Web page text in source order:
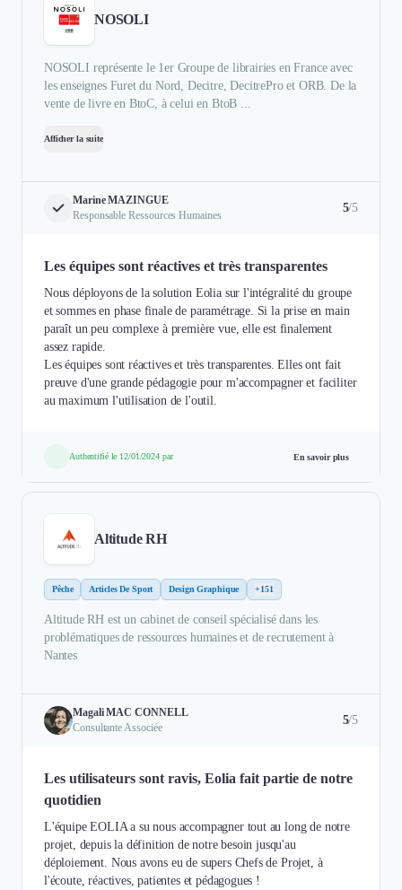
NOSOLI
NOSOLI représente le 1er Groupe de librairies en France avec
les enseignes Furet du Nord, Decitre, DecitrePro et ORB. De la
vente de livre en BtoC, à celui en BtoB ...
Afficher la suite
Marine MAZINGUE
Responsable Ressources Humaines
5/5
Les équipes sont réactives et très transparentes
Nous déployons de la solution Eolia sur l'intégralité du groupe
et sommes en phase finale de paramétrage. Si la prise en main
paraît un peu complexe à première vue, elle est finalement
assez rapide.
Les équipes sont réactives et très transparentes. Elles ont fait
preuve d'une grande pédagogie pour m'accompagner et faciliter
au maximum l'utilisation de l'outil.
Authentifié le 12/01/2024 par En savoir plus
Altitude RH
Pêche Articles De Sport Design Graphique +151
Altitude RH est un cabinet de conseil spécialisé dans les
problématiques de ressources humaines et de recrutement à
Nantes
Magali MAC CONNELL
Consultante Associée
5/5
Les utilisateurs sont ravis, Eolia fait partie de notre
quotidien
L'équipe EOLIA a su nous accompagner tout au long de notre
projet, depuis la définition de notre besoin jusqu'au
déploiement. Nous avons eu de supers Chefs de Projet, à
l'écoute, réactives, patientes et pédagogues !